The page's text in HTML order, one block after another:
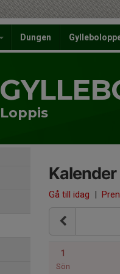
Dungen
Loppis
Kalender
Gå till idag |
1
Sön